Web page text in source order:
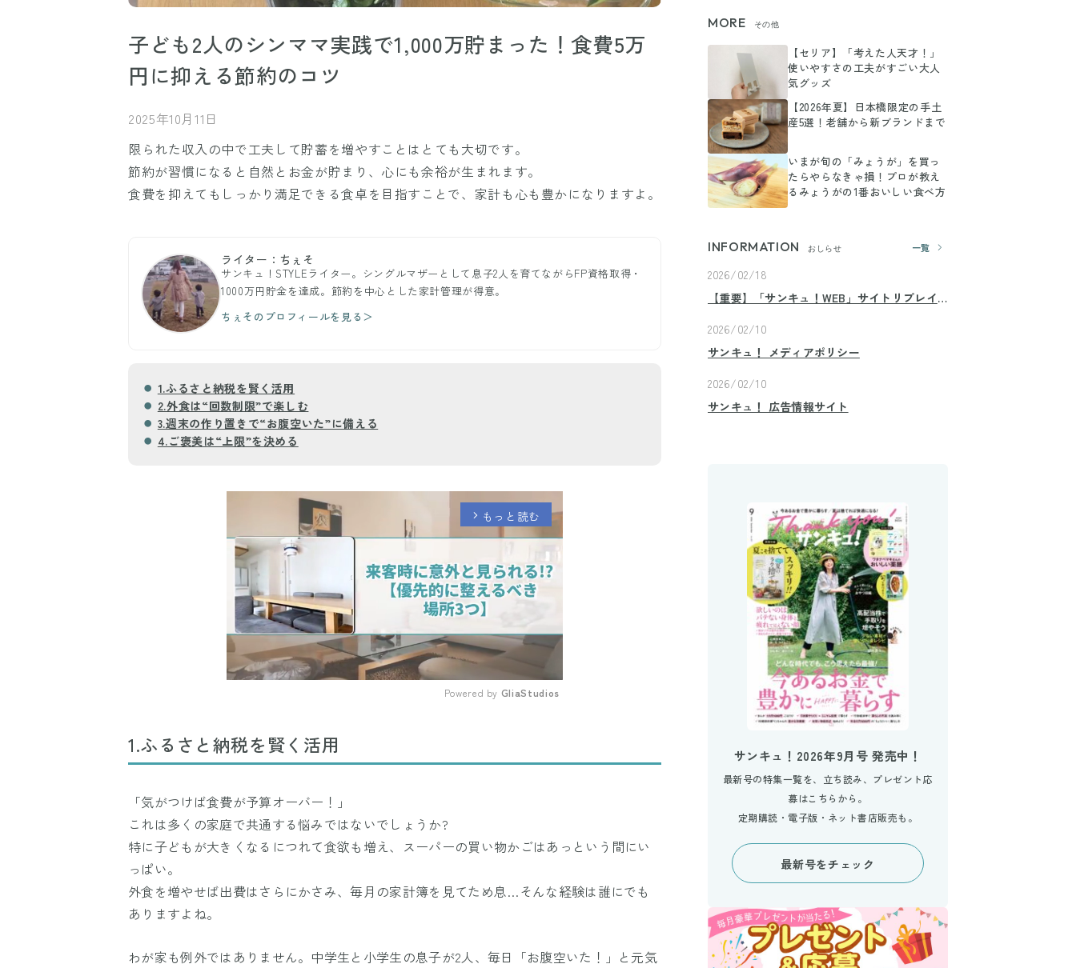
子ども2人のシンママ実践で1,000万貯まった！食費5万
円に抑える節約のコツ
2025年10月11日
限られた収入の中で工夫して貯蓄を増やすことはとても大切です。
節約が習慣になると自然とお金が貯まり、心にも余裕が生まれます。
食費を抑えてもしっかり満足できる食卓を目指すことで、家計も心も豊かになりますよ。
ライター：ちぇそ
サンキュ！STYLEライター。シングルマザーとして息子2人を育てながらFP資格取得・
1000万円貯金を達成。節約を中心とした家計管理が得意。
ちぇそのプロフィールを見る＞
1.ふるさと納税を賢く活用
2.外食は“回数制限”で楽しむ
3.週末の作り置きで“お腹空いた”に備える
4.ご褒美は“上限”を決める
arrow_forward_ios もっと読む
Powered by GliaStudios
1.ふるさと納税を賢く活用
「気がつけば食費が予算オーバー！」
これは多くの家庭で共通する悩みではないでしょうか?
特に子どもが大きくなるにつれて食欲も増え、スーパーの買い物かごはあっという間にい
っぱい。
外食を増やせば出費はさらにかさみ、毎月の家計簿を見てため息…そんな経験は誰にでも
ありますよね。
わが家も例外ではありません。中学生と小学生の息子が2人、毎日「お腹空いた！」と元気
MORE その他
【セリア】「考えた人天才！」
使いやすさの工夫がすごい大人
気グッズ
【2026年夏】日本橋限定の手土
産5選！老舗から新ブランドまで
いまが旬の「みょうが」を買っ
たらやらなきゃ損！プロが教え
るみょうがの1番おいしい食べ方
INFORMATION おしらせ 一覧
2026/02/18
【重要】「サンキュ！WEB」サイトリプレイ
2026/02/10
サンキュ！ メディアポリシー
2026/02/10
サンキュ！ 広告情報サイト
サンキュ！2026年9月号 発売中！
最新号の特集一覧を、立ち読み、プレゼント応
募はこちらから。
定期購読・電子版・ネット書店販売も。
最新号をチェック